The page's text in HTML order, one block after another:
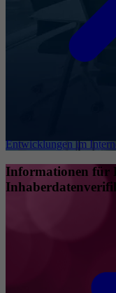
Entwicklungen im
Informationen für